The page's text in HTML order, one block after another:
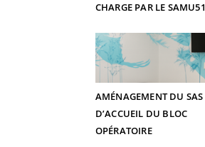
CHARGE PAR LE SAMU51
AMÉNAGEMENT DU SAS
D’ACCUEIL DU BLOC
OPÉRATOIRE